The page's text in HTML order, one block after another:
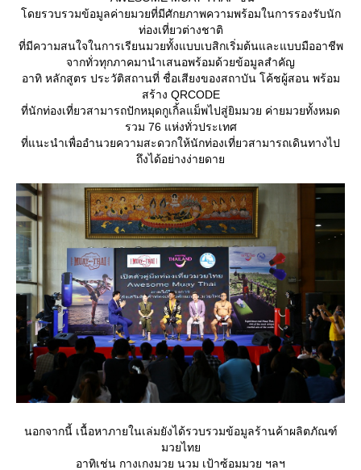
ดยรวบรวมข้อมูลค่ายมวยที่มีศักยภาพความพร้อมในการรองรับนัก
ท่องเที่ยวต่างชาติ
ที่มีความสนใจในการเรียนมวยทั้งแบบเบสิกเริ่มต้นและแบบมืออาชีพ
จากทั่วทุกภาคมานำเสนอพร้อมด้วยข้อมูลสำคัญ
อาทิ หลักสูตร ประวัติสถานที่ ชื่อเสียงของสถาบัน โค้ชผู้สอน พร้อม
สร้าง QRCODE
ที่นักท่องเที่ยวสามารถปักหมุดกูเกิ้ลแม็พไปสู่ยิมมวย ค่ายมวยทั้งหมด
รวม 76 แห่งทั่วประเทศ
ที่แนะนำเพื่ออำนวยความสะดวกให้นักท่องเที่ยวสามารถเดินทางไป
ถึงได้อย่างง่ายดา
นอกจากนี้ เนื้อหาภายในเล่มยังได้รวบรวมข้อมูลร้านค้าผลิตภัณฑ์
มวยไท
อาทิเช่น กางเกงมวย นวม เป้าซ้อมมวย ฯลฯ